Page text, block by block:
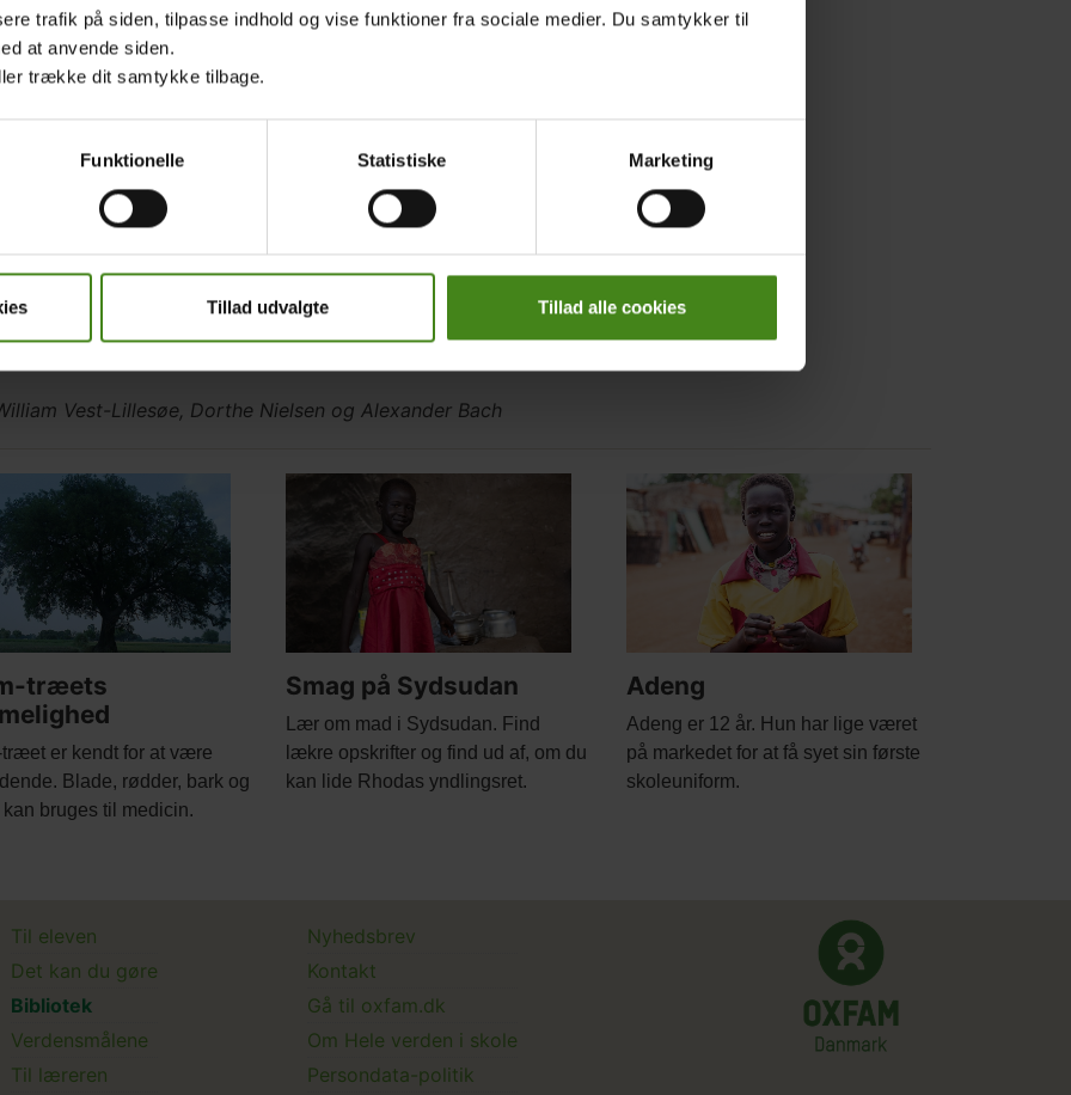
trafik på siden, tilpasse indhold og vise funktioner fra sociale medier. Du samtykker til
at anvende siden.
trække dit samtykke tilbage.
Funktionelle Statistiske Marketing
Tillad udvalgte Tillad alle cookies
Vest-Lillesøe, Dorthe Nielsen og Alexander Bach
træets
træet er kendt for at være
Blade, rødder, bark og
kan bruges til medicin.
Smag på Sydsudan
Body
Lær om mad i Sydsudan. Find
lækre opskrifter og find ud af, om du
kan lide Rhodas yndlingsret.
Main
picture
Adeng
Body
Adeng er 12 år. Hun har lige været
på markedet for at få syet sin første
skoleuniform.
Main
menu
Til eleven
Det kan du gøre
Bibliotek
Verdensmålene
Til læreren
Main
Submenu
Nyhedsbrev
Kontakt
Gå til oxfam.dk
Om Hele verden i skole
Persondata-politik